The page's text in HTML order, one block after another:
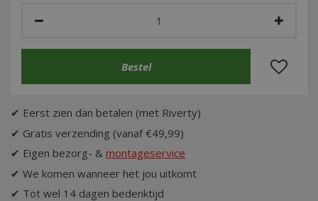
✔ Eerst zien dan betalen (met Riverty)
✔ Gratis verzending (vanaf €49,99)
✔ Eigen bezorg- & montageservice
✔ We komen wanneer het jou uitkomt
✔ Tot wel 14 dagen bedenktijd